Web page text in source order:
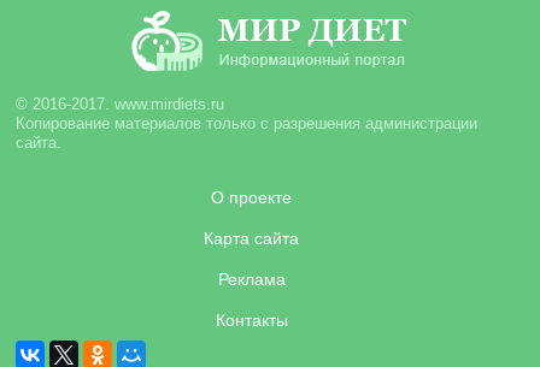
© 2016-2017. www.mirdiets.ru
Копирование материалов только с разрешения администрации
сайта.
О проекте
Карта сайта
Реклама
Контакты